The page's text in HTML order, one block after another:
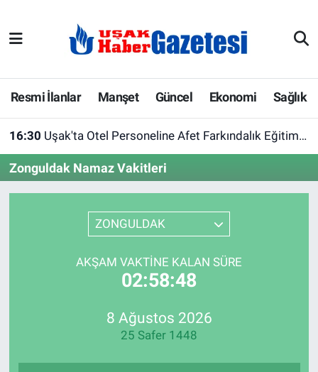
Resmi İlanlar Manşet Güncel Ekonomi Sağlık
16:30 Uşak'ta Otel Personeline Afet Farkındalık Eğitimi Verildi
Zonguldak Namaz Vakitleri
ZONGULDAK
AKŞAM VAKTINE KALAN SÜRE
02:58:48
8 Ağustos 2026
25 Safer 1448
E-Gazete
Ekonomi
Güncel
Köşe Yazarları
Uşak Hava Durumu
Uşak Trafik Yoğunluk Haritası
Tüm Manşetler
Haber Arşivi